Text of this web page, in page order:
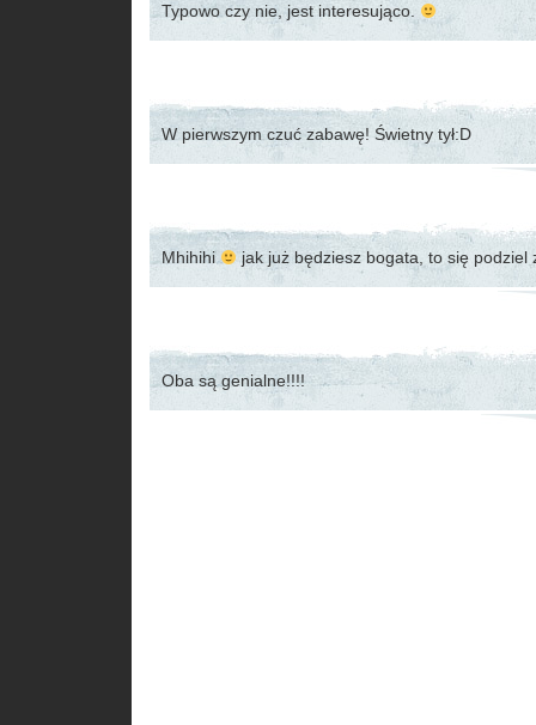
Typowo czy nie, jest interesująco.
W pierwszym czuć zabawę! Świetny tył:D
Mhihihi jak już będziesz bogata, to się podziel
Oba są genialne!!!!